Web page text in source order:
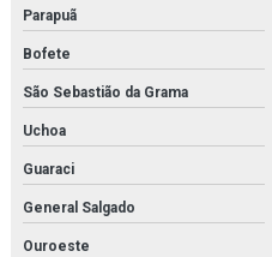
Parapuã
Bofete
São Sebastião da Grama
Uchoa
Guaraci
General Salgado
Ouroeste